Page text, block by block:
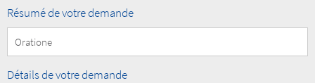
Summary
Request
Résumé de votre demande
Details
Détails de votre demande